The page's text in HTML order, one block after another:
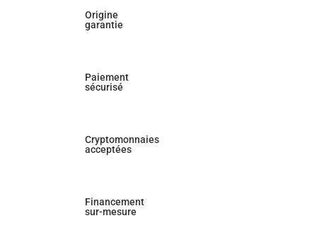
Origine
garantie
Paiement
sécurisé
Cryptomonnaies
acceptées
Financement
sur-mesure